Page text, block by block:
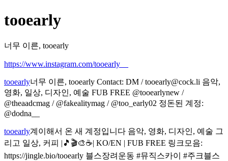
tooearly
너무 이른, tooearly
https://www.instagram.com/tooearly__
tooearly너무 이른, tooearly Contact: DM /tooearly@cock.li 음악,
영화, 일상, 디자인, 예술 FUB FREE @tooearlynew /
@theaadcmag / @fakealitymag / @too_early02 정돈된 계정:
@dodna__
tooearly계이해서 온 새 계정입니다 음악, 영화, 디자인, 예술 그
리고 일상, 커피 |🎵🎬🎨☕| KO/EN | FUB FREE 링크모음:
https://jingle.bio/tooearly 블스장려운동 #뮤직스카이 #주크블스